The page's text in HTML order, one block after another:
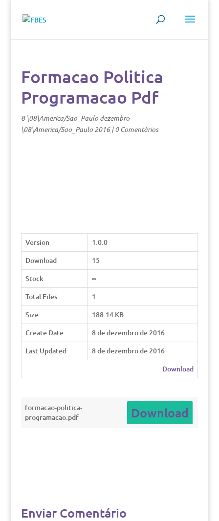
Formacao Politica
Programacao Pdf
8 \08\America/Sao_Paulo dezembro
\08\America/Sao_Paulo 2016|0 Comentários
Version
1.0.0
Download
15
Stock
∞
Total Files
1
Size
188.14 KB
Create Date
8 de dezembro de 2016
Last Updated
8 de dezembro de 2016
Download
formacao-politica-
programacao.pdf
Download
Enviar Comentário